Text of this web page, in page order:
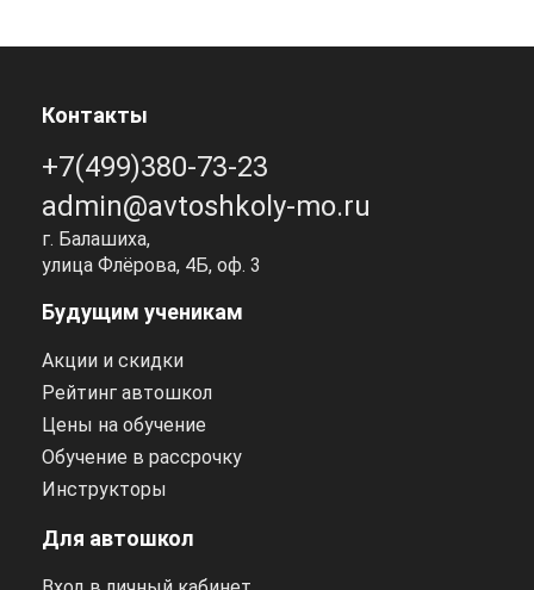
Контакты
+7(499)380-73-23
admin@avtoshkoly-mo.ru
г. Балашиха,
улица Флёрова, 4Б, оф. 3
Будущим ученикам
Акции и скидки
Рейтинг автошкол
Цены на обучение
Обучение в рассрочку
Инструкторы
Для автошкол